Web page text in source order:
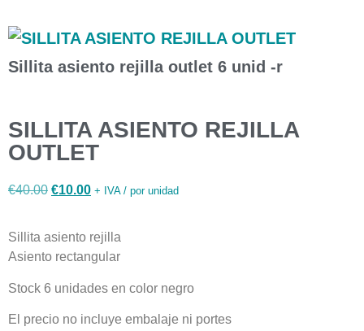
Sillita asiento rejilla outlet 6 unid -r
SILLITA ASIENTO REJILLA
OUTLET
€40.00 €10.00 + IVA / por unidad
Sillita asiento rejilla
Asiento rectangular
Stock 6 unidades en color negro
El precio no incluye embalaje ni portes